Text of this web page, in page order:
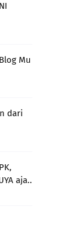
Mu
dari
aja..